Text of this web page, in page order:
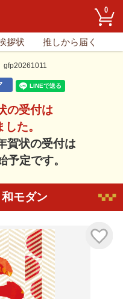
0
拶状 推しから届く
gfp20261011
の受付は
た。
賀状の受付は
定です。
モダン